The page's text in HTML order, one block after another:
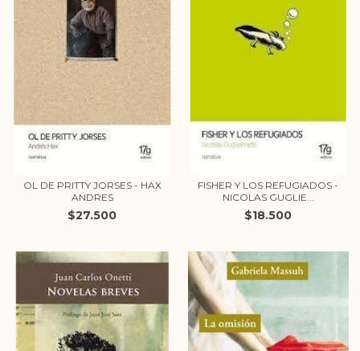
OL DE PRITTY JORSES - HAX
ANDRES
$27.500
FISHER Y LOS REFUGIADOS -
NICOLAS GUGLIE...
$18.500